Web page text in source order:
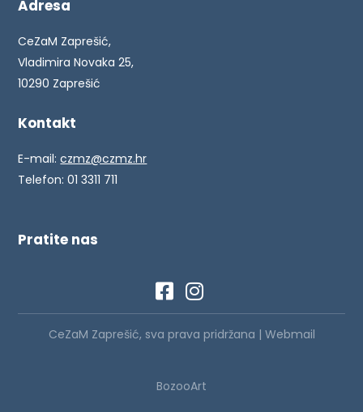
Adresa
CeZaM Zaprešić,
Vladimira Novaka 25,
10290 Zaprešić
Kontakt
E-mail:czmz@czmz.hr
Telefon: 01 3311 711
Pratite nas
CeZaM Zaprešić, sva prava pridržana | Webmail
BozooArt